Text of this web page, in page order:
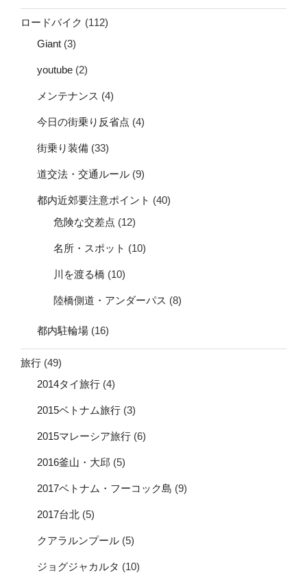
ロードバイク (112)
Giant (3)
youtube (2)
メンテナンス (4)
今日の街乗り反省点 (4)
街乗り装備 (33)
道交法・交通ルール (9)
都内近郊要注意ポイント (40)
危険な交差点 (12)
名所・スポット (10)
川を渡る橋 (10)
陸橋側道・アンダーパス (8)
都内駐輪場 (16)
旅行 (49)
2014タイ旅行 (4)
2015ベトナム旅行 (3)
2015マレーシア旅行 (6)
2016釜山・大邱 (5)
2017ベトナム・フーコック島 (9)
2017台北 (5)
クアラルンプール (5)
ジョグジャカルタ (10)